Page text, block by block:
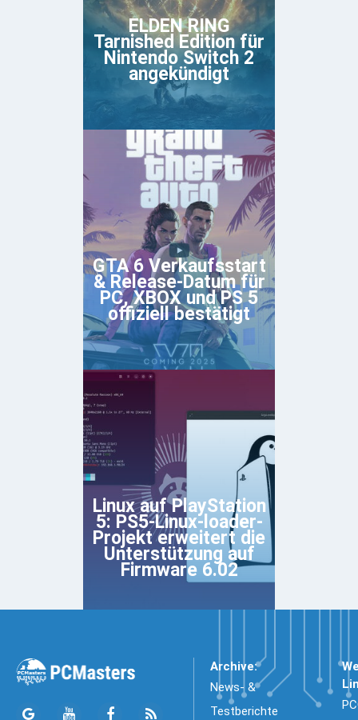
ELDEN RING
Tarnished Edition für
Nintendo Switch 2
angekündigt
GTA 6 Verkaufsstart
& Release-Datum für
PC, XBOX und PS 5
offiziell bestätigt
Linux auf PlayStation
5: PS5-Linux-loader-
Projekt erweitert die
Unterstützung auf
Firmware 6.02
Archive:
News- &
Testberichte